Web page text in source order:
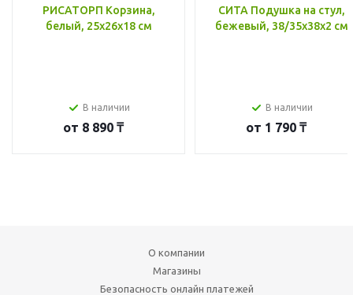
РИСАТОРП Корзина,
белый, 25x26x18 см
В наличии
от 8 890 ₸
СИТА Подушка на стул,
бежевый, 38/35x38x2 см
В наличии
от 1 790 ₸
О компании
Магазины
Безопасность онлайн платежей